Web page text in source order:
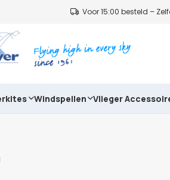
Voor 15:00 besteld –
Windspellen Vlieger